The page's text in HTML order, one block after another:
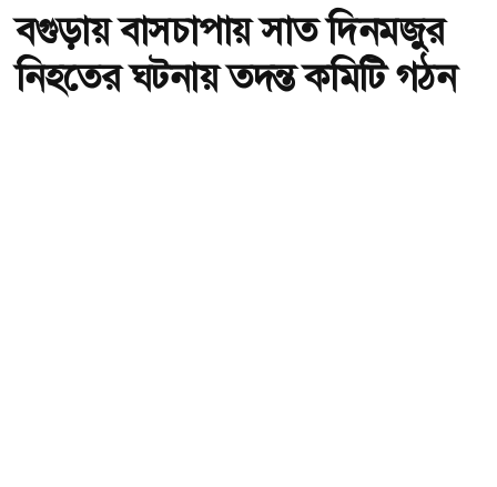
বগুড়ায় বাসচাপায় সাত দিনমজুর
নিহতের ঘটনায় তদন্ত কমিটি গঠন